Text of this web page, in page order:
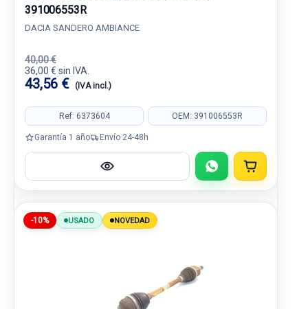
391006553R
DACIA SANDERO AMBIANCE
40,00 €
36,00 € sin IVA.
43,56 € (IVA incl.)
Ref: 6373604 OEM: 391006553R
Garantía 1 año Envío 24-48h
-10% USADO NOVEDAD